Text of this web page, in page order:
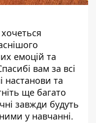
емоцій та
вам за всі
настанови та
ще багато
завжди будуть
у навчанні.